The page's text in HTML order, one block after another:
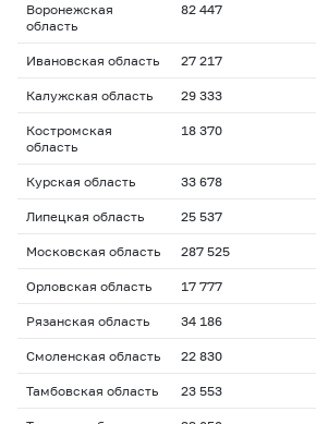
Воронежская
область
82 447
Ивановская область 27 217
Калужская область 29 333
Костромская
область
18 370
Курская область 33 678
Липецкая область 25 537
Московская область 287 525
Орловская область 17 777
Рязанская область 34 186
Смоленская область 22 830
Тамбовская область 23 553